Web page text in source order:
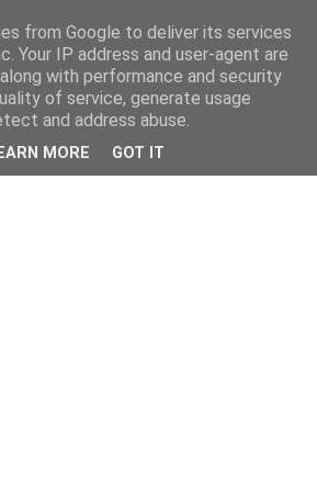
from Google to deliver its services
Your IP address and user-agent are
with performance and security
of service, generate usage
and address abuse.
MORE GOT IT